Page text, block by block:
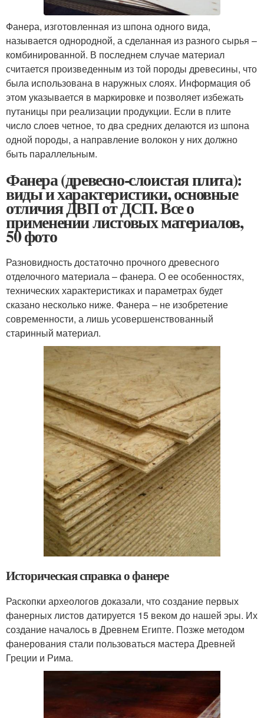
Фанера, изготовленная из шпона одного вида,
называется однородной, а сделанная из разного сырья –
комбинированной. В последнем случае материал
считается произведенным из той породы древесины, что
была использована в наружных слоях. Информация об
этом указывается в маркировке и позволяет избежать
путаницы при реализации продукции. Если в плите
число слоев четное, то два средних делаются из шпона
одной породы, а направление волокон у них должно
быть параллельным.
Фанера (древесно-слоистая плита):
виды и характеристики, основные
отличия ДВП от ДСП. Все о
применении листовых материалов,
50 фото
Разновидность достаточно прочного древесного
отделочного материала – фанера. О ее особенностях,
технических характеристиках и параметрах будет
сказано несколько ниже. Фанера – не изобретение
современности, а лишь усовершенствованный
старинный материал.
Историческая справка о фанере
Раскопки археологов доказали, что создание первых
фанерных листов датируется 15 веком до нашей эры. Их
создание началось в Древнем Египте. Позже методом
фанерования стали пользоваться мастера Древней
Греции и Рима.